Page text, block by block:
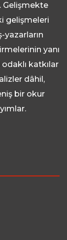
Gelişmekte
gelişmeleri
yazarların
yanı
katkılar
dâhil,
bir okur